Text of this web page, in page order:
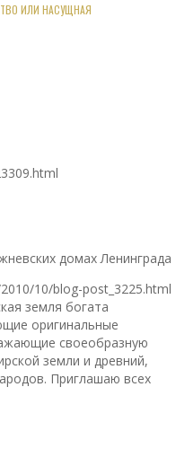
ИЛИ НАСУЩНАЯ
домах Ленинграда
10/blog-post_3225.html
земля богата
оригинальные
своеобразную
земли и древний,
Приглашаю всех